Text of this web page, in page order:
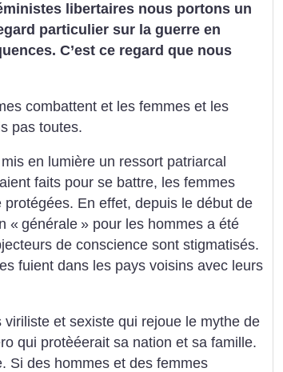
libertaires nous portons un
particulier sur la guerre en
C’est ce regard que nous
combattent et les femmes et les
pas toutes.
en lumière un ressort patriarcal
faits pour se battre, les femmes
En effet, depuis le début de
« générale » pour les hommes a été
de conscience sont stigmatisés.
fuient dans les pays voisins avec leurs
viriliste et sexiste qui rejoue le mythe de
qui protèéerait sa nation et sa famille.
Si des hommes et des femmes